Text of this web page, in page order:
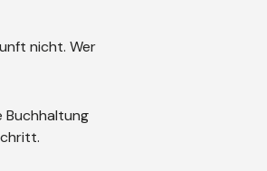
nicht. Wer
Buchhaltung